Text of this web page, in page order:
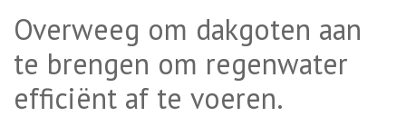
Overweeg om dakgoten aan
te brengen om regenwater
efficiënt af te voeren.